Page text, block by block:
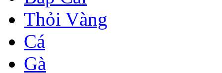
Thỏi Vàng
Cá
Gà